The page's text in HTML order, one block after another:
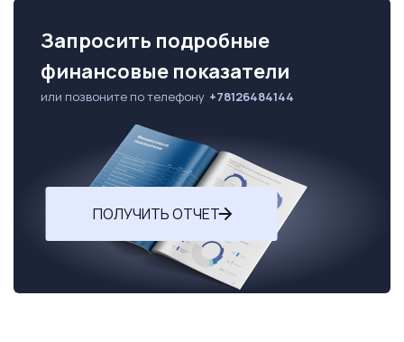
Запросить подробные
финансовые показатели
или позвоните по телефону +78126484144
ПОЛУЧИТЬ ОТЧЕТ